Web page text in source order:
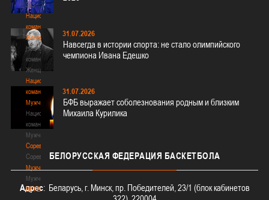
3х3
Национальная
команда.
Женщины
Национальная
команда.
Женщины
Национальная
команда.
Мужчины
Национальная
команда.
Мужчины
Соревнования
Соревнования
Мужчины
Мужчины
BETERA
31.07.2026
Навсегда в истории спорта: не стало олимпийского
чемпиона Ивана Едешко
31.07.2026
БФБ выражает соболезнования родным и близким
Михаила Курилика
БЕЛОРУССКАЯ ФЕДЕРАЦИЯ БАСКЕТБОЛА
Адрес: Беларусь, г. Минск, пр. Победителей, 23/1 (блок кабинетов